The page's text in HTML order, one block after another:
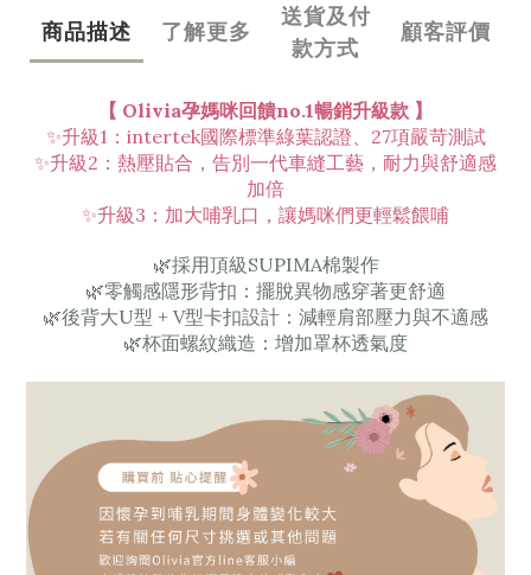
商品描述 了解更多
送貨及付
款方式
顧客評價
【 Olivia孕媽咪回饋no.1暢銷升級款 】
✨升級1：intertek國際標準綠葉認證、27項嚴苛測試
✨升級2：熱壓貼合，告別一代車縫工藝，耐力與舒適感
加倍
✨升級3：加大哺乳口，讓媽咪們更輕鬆餵哺
🌿採用頂級SUPIMA棉製作
🌿零觸感隱形背扣：擺脫異物感穿著更舒適
🌿後背大U型 + V型卡扣設計：減輕肩部壓力與不適感
🌿杯面螺紋織造：增加罩杯透氣度